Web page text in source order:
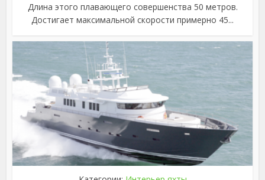
Длина этого плавающего совершенства 50 метров.
Достигает максимальной скорости примерно 45...